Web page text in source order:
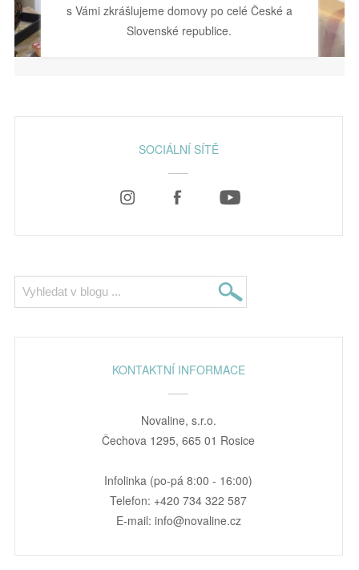
s Vámi zkrášlujeme domovy po celé České a
Slovenské republice.
SOCIÁLNÍ SÍTĚ
KONTAKTNÍ INFORMACE
Novaline, s.r.o.
Čechova 1295, 665 01 Rosice
Infolinka (po-pá 8:00 - 16:00)
Telefon: +420 734 322 587
E-mail: info@novaline.cz